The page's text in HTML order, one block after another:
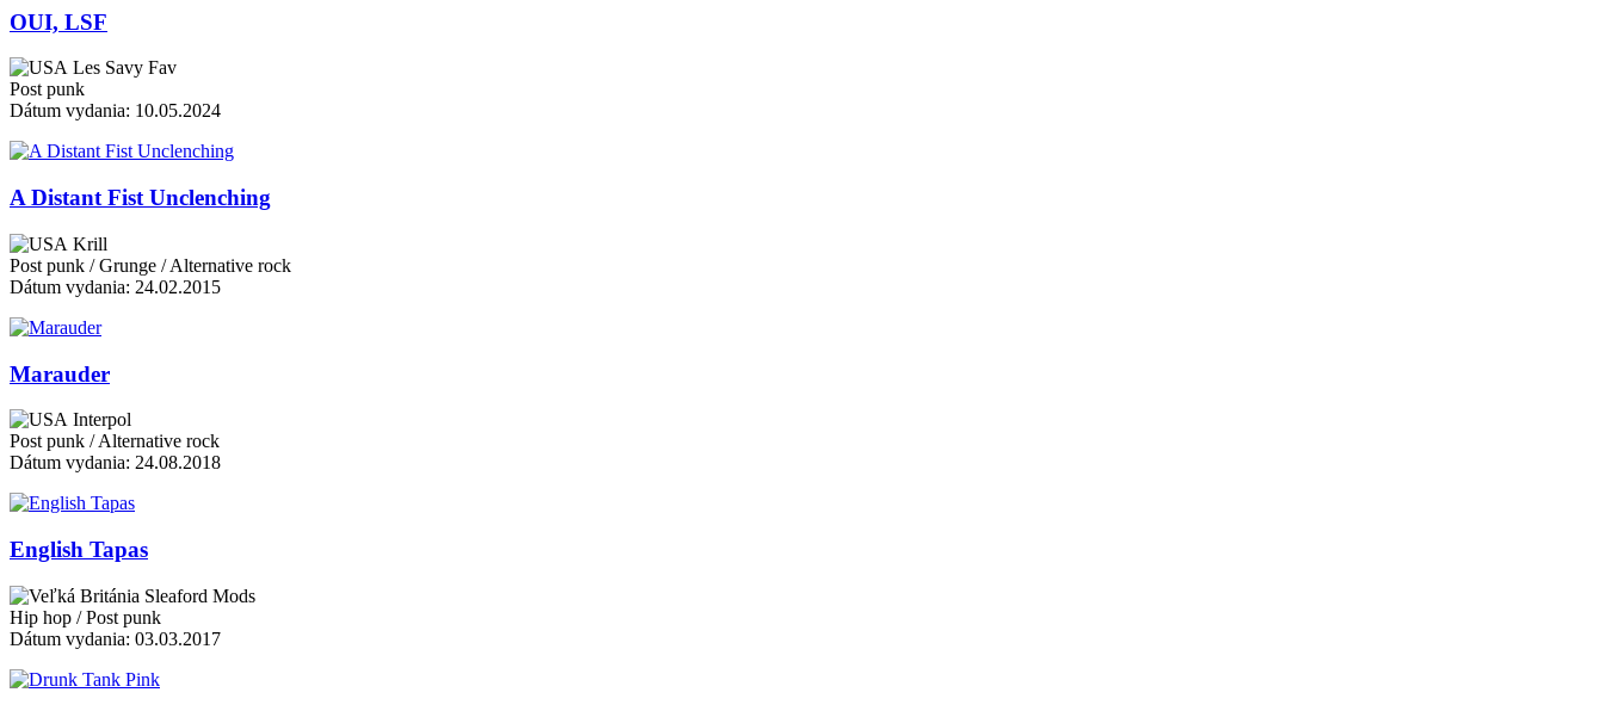
OUI, LSF
Les Savy Fav
Post punk
Dátum vydania: 10.05.2024
A Distant Fist Unclenching
Krill
Post punk / Grunge / Alternative rock
Dátum vydania: 24.02.2015
Marauder
Interpol
Post punk / Alternative rock
Dátum vydania: 24.08.2018
English Tapas
Sleaford Mods
Hip hop / Post punk
Dátum vydania: 03.03.2017